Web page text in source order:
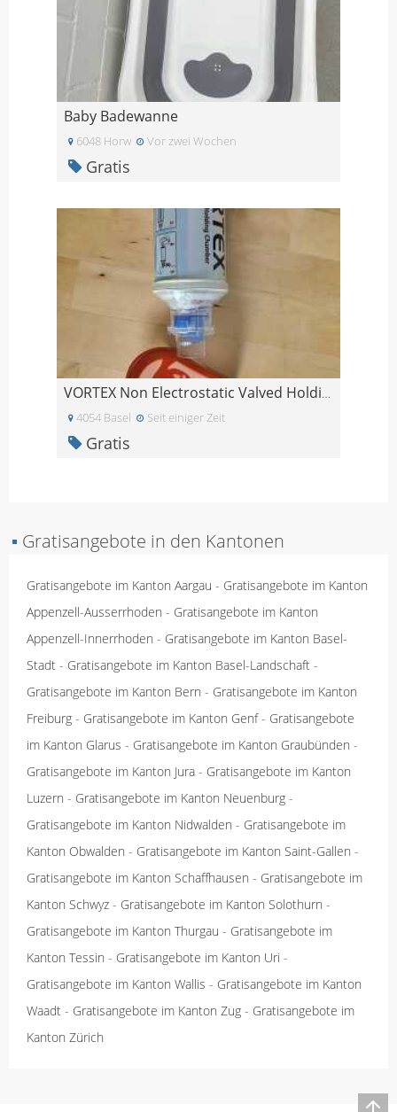
Baby Badewanne
6048 Horw Vor zwei Wochen
Gratis
VORTEX Non Electrostatic Valved Holding Chamber
4054 Basel Seit einiger Zeit
Gratis
▪ Gratisangebote in den Kantonen
Gratisangebote im Kanton Aargau - Gratisangebote im Kanton
Appenzell-Ausserrhoden - Gratisangebote im Kanton
Appenzell-Innerrhoden - Gratisangebote im Kanton Basel-
Stadt - Gratisangebote im Kanton Basel-Landschaft -
Gratisangebote im Kanton Bern - Gratisangebote im Kanton
Freiburg - Gratisangebote im Kanton Genf- Gratisangebote
im Kanton Glarus - Gratisangebote im Kanton Graubünden -
Gratisangebote im Kanton Jura - Gratisangebote im Kanton
Luzern - Gratisangebote im Kanton Neuenburg -
Gratisangebote im Kanton Nidwalden - Gratisangebote im
Kanton Obwalden - Gratisangebote im Kanton Saint-Gallen -
Gratisangebote im Kanton Schaffhausen - Gratisangebote im
Kanton Schwyz - Gratisangebote im Kanton Solothurn -
Gratisangebote im Kanton Thurgau - Gratisangebote im
Kanton Tessin - Gratisangebote im Kanton Uri -
Gratisangebote im Kanton Wallis - Gratisangebote im Kanton
Waadt - Gratisangebote im Kanton Zug - Gratisangebote im
Kanton Zürich